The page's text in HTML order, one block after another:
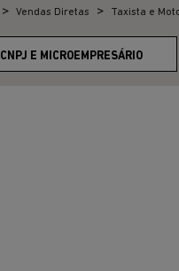
Vendas Diretas Taxista e
CNPJ E MICROEMPRESÁRIO